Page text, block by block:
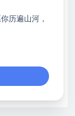
信息差 + 见识
站会员，将尽
历遍山河，